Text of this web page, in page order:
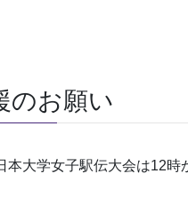
のお願い
本大学女子駅伝大会は12